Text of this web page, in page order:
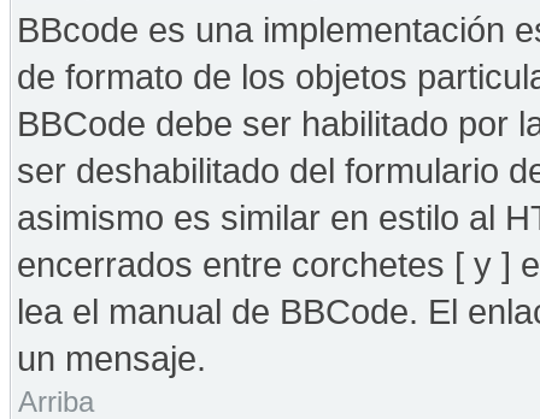
BBcode es una implementación
de formato de los objetos
BBCode debe ser habilitado por
ser deshabilitado del formulario
asimismo es similar en estilo al
encerrados entre corchetes [ y ]
lea el manual de BBCode. El
un mensaje.
Arriba